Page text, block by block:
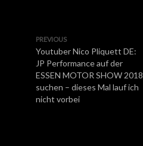
PREVIOUS
Youtuber Nico Pliquett DE:
JP Performance auf der
ESSEN MOTOR SHOW 2018
suchen – dieses Mal lauf ich
nicht vorbei